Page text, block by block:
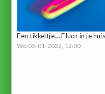
Een tikkeltje.....Fluor in je huis
Wo 05-01-2022, 12:00